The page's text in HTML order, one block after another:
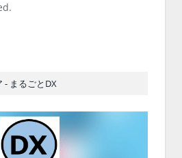
- まるごとDX